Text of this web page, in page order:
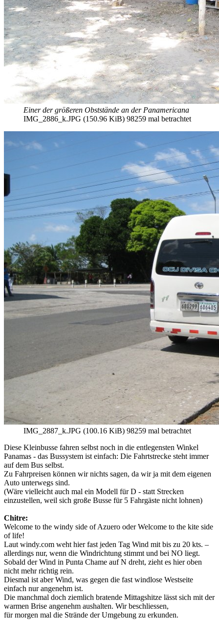
Einer der größeren Obststände an der Panamericana
IMG_2886_k.JPG (150.96 KiB) 98259 mal betrachtet
IMG_2887_k.JPG (100.16 KiB) 98259 mal betrachtet
Diese Kleinbusse fahren selbst noch in die entlegensten Winkel
Panamas - das Bussystem ist einfach: Die Fahrtstrecke steht immer
auf dem Bus selbst.
Zu Fahrpreisen können wir nichts sagen, da wir ja mit dem eigenen
Auto unterwegs sind.
(Wäre vielleicht auch mal ein Modell für D - statt Strecken
einzustellen, weil sich große Busse für 5 Fahrgäste nicht lohnen)
Chitre:
Welcome to the windy side of Azuero oder Welcome to the kite side
of life!
Laut windy.com weht hier fast jeden Tag Wind mit bis zu 20 kts. –
allerdings nur, wenn die Windrichtung stimmt und bei NO liegt.
Sobald der Wind in Punta Chame auf N dreht, zieht es hier oben
nicht mehr richtig rein.
Diesmal ist aber Wind, was gegen die fast windlose Westseite
einfach nur angenehm ist.
Die manchmal doch ziemlich bratende Mittagshitze lässt sich mit der
warmen Brise angenehm aushalten. Wir beschliessen,
für morgen mal die Strände der Umgebung zu erkunden.